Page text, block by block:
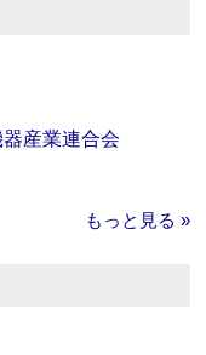
産業連合会
もっと見る »